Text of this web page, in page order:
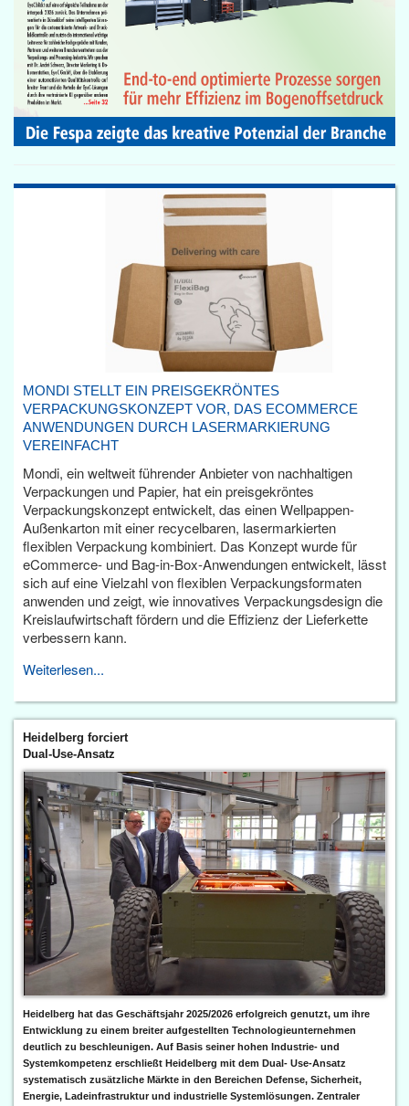
MONDI STELLT EIN PREISGEKRÖNTES
VERPACKUNGSKONZEPT VOR, DAS ECOMMERCE
ANWENDUNGEN DURCH LASERMARKIERUNG
VEREINFACHT
Mondi, ein weltweit führender Anbieter von nachhaltigen
Verpackungen und Papier, hat ein preisgekröntes
Verpackungskonzept entwickelt, das einen Wellpappen-
Außenkarton mit einer recycelbaren, lasermarkierten
flexiblen Verpackung kombiniert. Das Konzept wurde für
eCommerce- und Bag-in-Box-Anwendungen entwickelt, lässt
sich auf eine Vielzahl von flexiblen Verpackungsformaten
anwenden und zeigt, wie innovatives Verpackungsdesign die
Kreislaufwirtschaft fördern und die Effizienz der Lieferkette
verbessern kann.
Weiterlesen...
Heidelberg forciert
Dual-Use-Ansatz
Heidelberg hat das Geschäftsjahr 2025/2026 erfolgreich genutzt, um ihre
Entwicklung zu einem breiter aufgestellten Technologieunternehmen
deutlich zu beschleunigen. Auf Basis seiner hohen Industrie- und
Systemkompetenz erschließt Heidelberg mit dem Dual- Use-Ansatz
systematisch zusätzliche Märkte in den Bereichen Defense, Sicherheit,
Energie, Ladeinfrastruktur und industrielle Systemlösungen. Zentraler